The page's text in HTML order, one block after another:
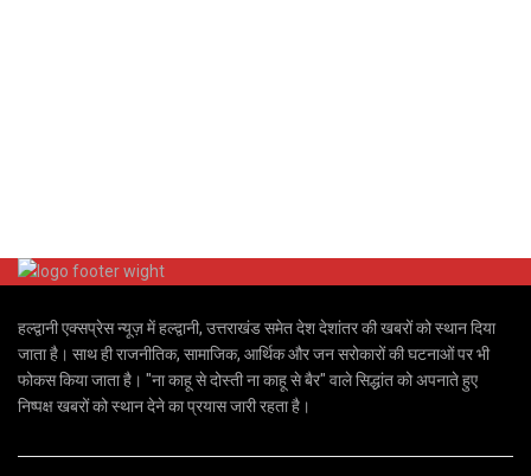
हल्द्वानी एक्सप्रेस न्यूज़ में हल्द्वानी, उत्तराखंड समेत देश देशांतर की खबरों को स्थान दिया
जाता है। साथ ही राजनीतिक, सामाजिक, आर्थिक और जन सरोकारों की घटनाओं पर भी
फोकस किया जाता है। "ना काहू से दोस्ती ना काहू से बैर" वाले सिद्धांत को अपनाते हुए
निष्पक्ष खबरों को स्थान देने का प्रयास जारी रहता है।